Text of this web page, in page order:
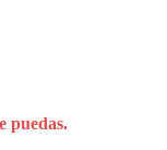
puedas.